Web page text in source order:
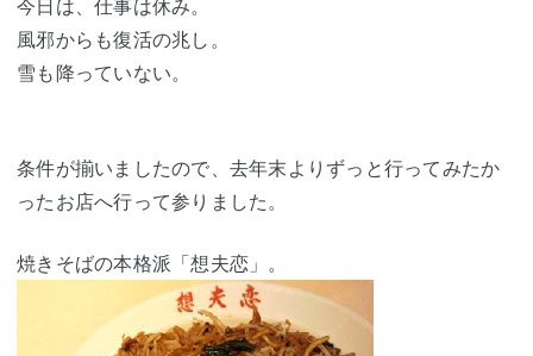
今日は、仕事は休み。
風邪からも復活の兆し。
雪も降っていない。
条件が揃いましたので、去年末よりずっと行ってみたか
ったお店へ行って参りました。
焼きそばの本格派「想夫恋」。